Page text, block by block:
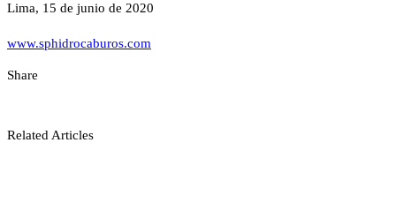
Lima, 15 de junio de 2020
www.sphidrocaburos.com
Share
Related Articles